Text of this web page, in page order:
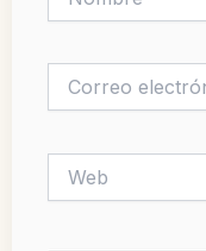
electrónico*